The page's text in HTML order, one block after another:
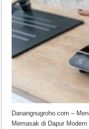
Danangnugroho.com –
Memasak di Dapur